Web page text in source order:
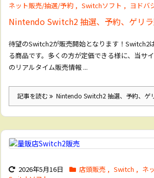
ネット販売/抽選/予約 , Switchソフト , ヨドバ
Nintendo Switch2 抽選、予約、ゲリラ
待望のSwitch2が販売開始となります！Switch2
る商品です。多くの方が定価できる様に、当サ
のリアルタイム販売情報 ...
記事を読む Nintendo Switch2 抽選、予約、ゲ
2026年5月16日 店頭販売 , Switch , ネ